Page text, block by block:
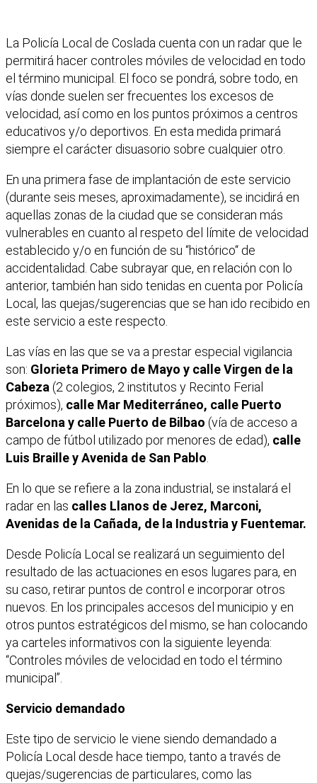
La Policía Local de Coslada cuenta con un radar que le
permitirá hacer controles móviles de velocidad en todo
el término municipal. El foco se pondrá, sobre todo, en
vías donde suelen ser frecuentes los excesos de
velocidad, así como en los puntos próximos a centros
educativos y/o deportivos. En esta medida primará
siempre el carácter disuasorio sobre cualquier otro.
En una primera fase de implantación de este servicio
(durante seis meses, aproximadamente), se incidirá en
aquellas zonas de la ciudad que se consideran más
vulnerables en cuanto al respeto del límite de velocidad
establecido y/o en función de su “histórico“ de
accidentalidad. Cabe subrayar que, en relación con lo
anterior, también han sido tenidas en cuenta por Policía
Local, las quejas/sugerencias que se han ido recibido en
este servicio a este respecto.
Las vías en las que se va a prestar especial vigilancia
son: Glorieta Primero de Mayo y calle Virgen de la
Cabeza (2 colegios, 2 institutos y Recinto Ferial
próximos), calle Mar Mediterráneo, calle Puerto
Barcelona y calle Puerto de Bilbao (vía de acceso a
campo de fútbol utilizado por menores de edad), calle
Luis Braille y Avenida de San Pablo.
En lo que se refiere a la zona industrial, se instalará el
radar en las calles Llanos de Jerez, Marconi,
Avenidas de la Cañada, de la Industria y Fuentemar.
Desde Policía Local se realizará un seguimiento del
resultado de las actuaciones en esos lugares para, en
su caso, retirar puntos de control e incorporar otros
nuevos. En los principales accesos del municipio y en
otros puntos estratégicos del mismo, se han colocando
ya carteles informativos con la siguiente leyenda:
“Controles móviles de velocidad en todo el término
municipal”.
Servicio demandado
Este tipo de servicio le viene siendo demandado a
Policía Local desde hace tiempo, tanto a través de
quejas/sugerencias de particulares, como las